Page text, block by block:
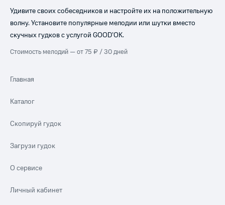
Удивите своих собеседников и настройте их на положительную
волну. Установите популярные мелодии или шутки вместо
скучных гудков с услугой GOOD’OK.
Стоимость мелодий — от 75 ₽ / 30 дней
Главная
Каталог
Скопируй гудок
Загрузи гудок
О сервисе
Личный кабинет